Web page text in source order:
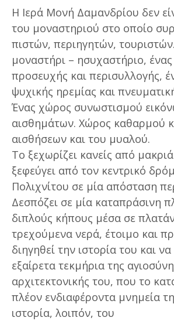
Η Ιερά Μονή Δαμανδρίου δεν
του μοναστηριού στο οποίο
πιστών, περιηγητών,
μοναστήρι – ησυχαστήριο,
προσευχής και περισυλλογής,
ψυχικής ηρεμίας και
Ένας χώρος συνωστισμού
αισθημάτων. Χώρος καθαρμού
αισθήσεων και του μυαλού.
Το ξεχωρίζει κανείς από
ξεφεύγει από τον κεντρικό
Πολιχνίτου σε μία απόσταση
Δεσπόζει σε μία καταπράσινη
διπλούς κήπους μέσα σε
τρεχούμενα νερά, έτοιμο και
διηγηθεί την ιστορία του και να
εξαίρετα τεκμήρια της
αρχιτεκτονικής του, που το
πλέον ενδιαφέροντα μνημεία
ιστορία, λοιπόν, του